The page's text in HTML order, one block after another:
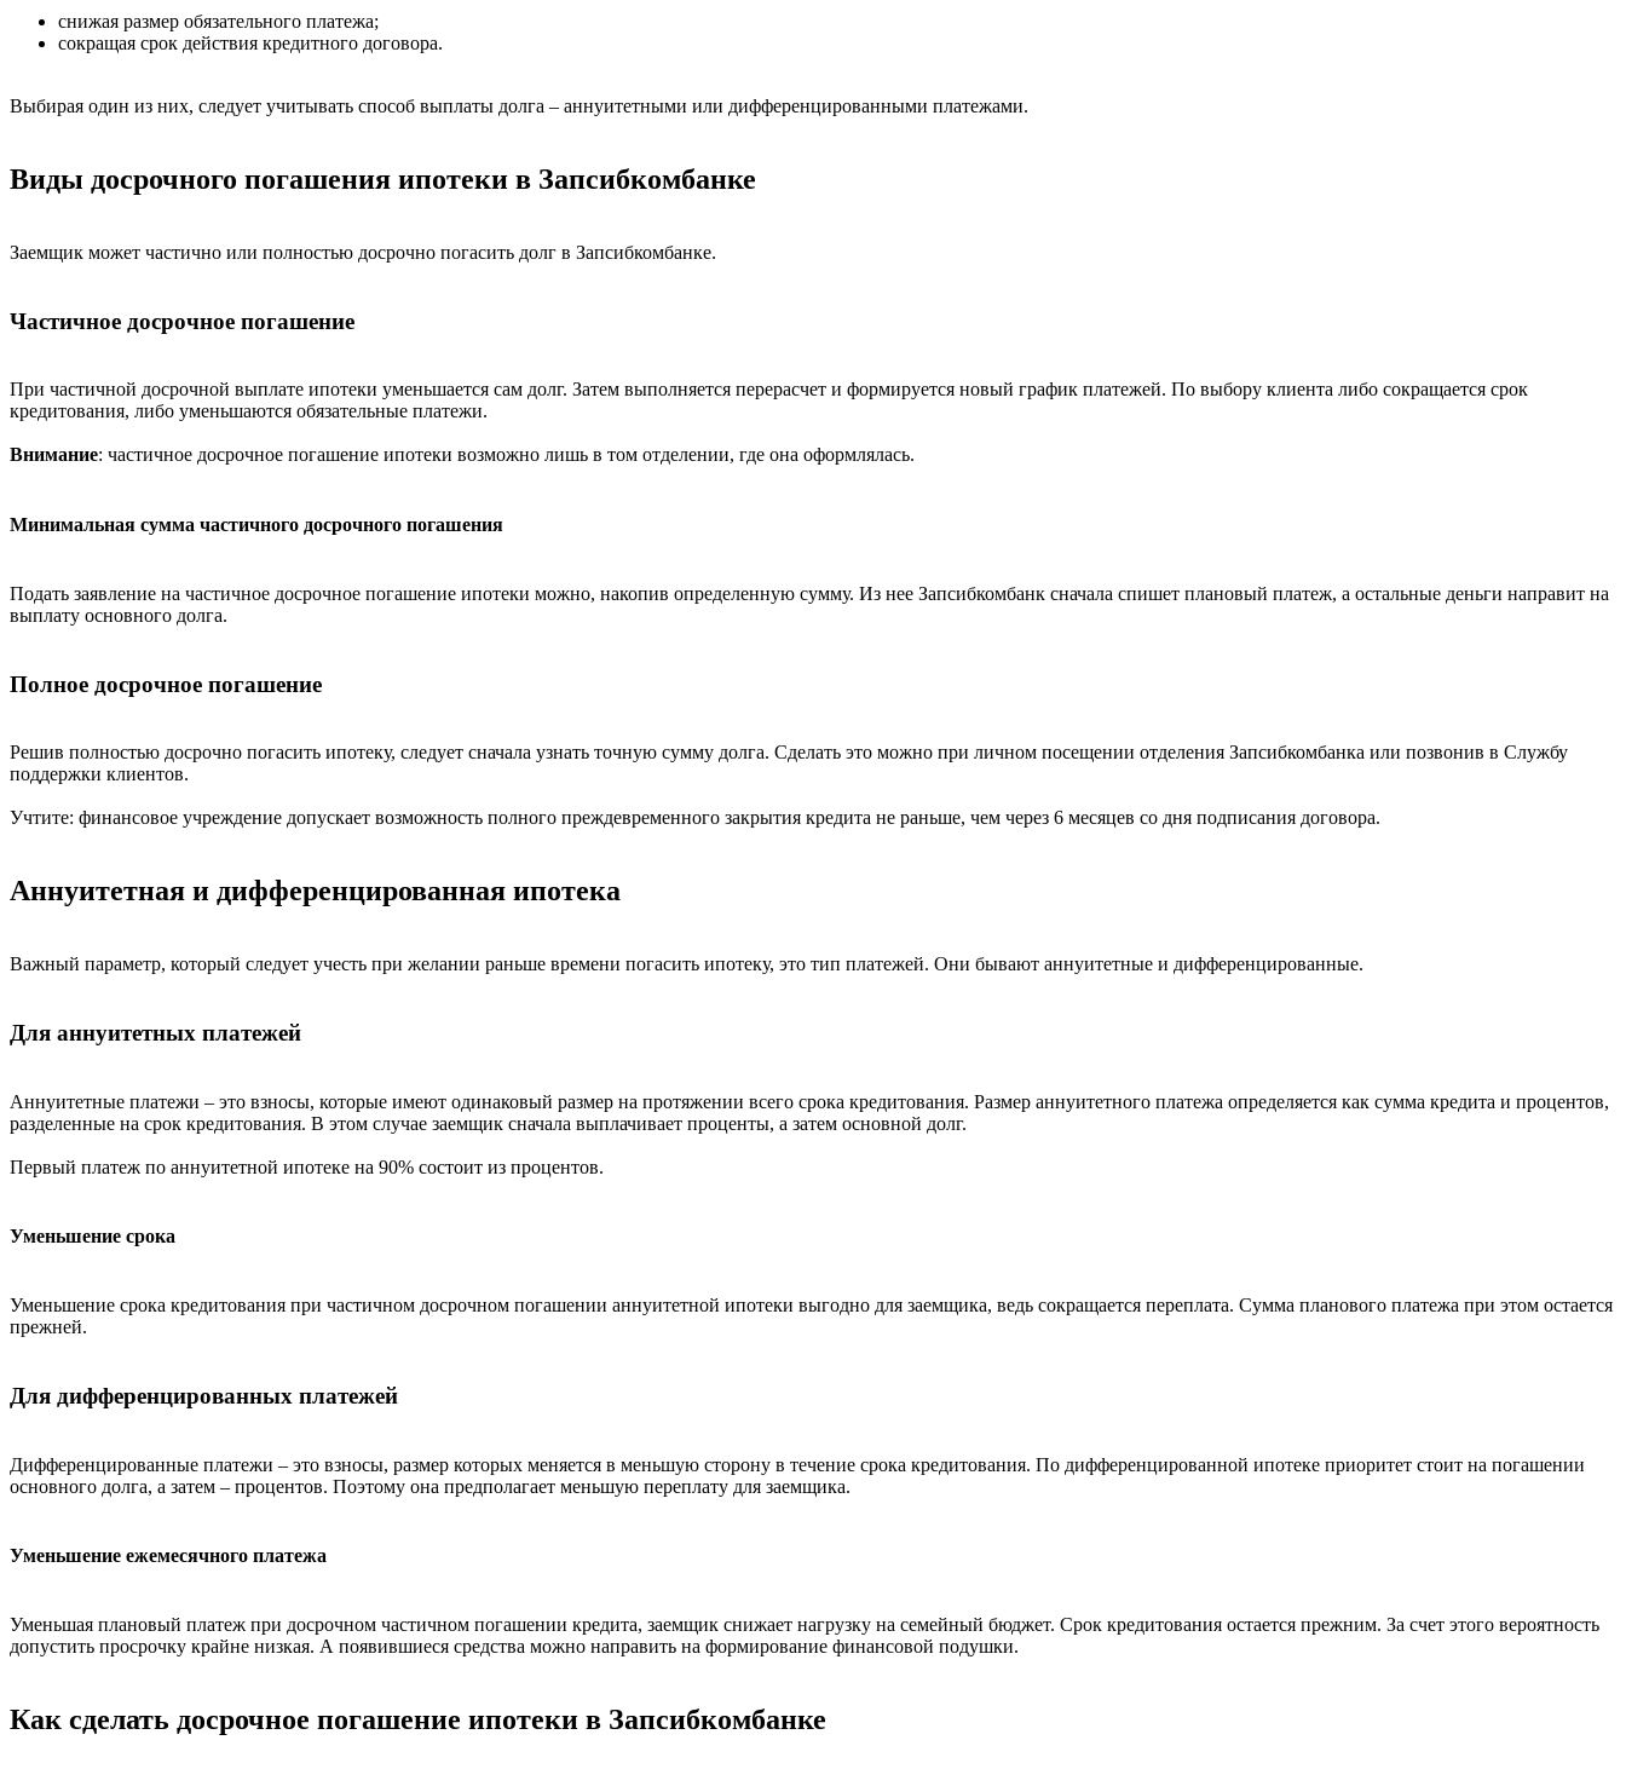
снижая размер обязательного платежа;
сокращая срок действия кредитного договора.
Выбирая один из них, следует учитывать способ выплаты долга – аннуитетными или дифференцированными платежами.
Виды досрочного погашения ипотеки в Запсибкомбанке
Заемщик может частично или полностью досрочно погасить долг в Запсибкомбанке.
Частичное досрочное погашение
При частичной досрочной выплате ипотеки уменьшается сам долг. Затем выполняется перерасчет и формируется новый график платежей. По выбору клиента либо сокращается срок
кредитования, либо уменьшаются обязательные платежи.
Внимание: частичное досрочное погашение ипотеки возможно лишь в том отделении, где она оформлялась.
Минимальная сумма частичного досрочного погашения
Подать заявление на частичное досрочное погашение ипотеки можно, накопив определенную сумму. Из нее Запсибкомбанк сначала спишет плановый платеж, а остальные деньги направит на
выплату основного долга.
Полное досрочное погашение
Решив полностью досрочно погасить ипотеку, следует сначала узнать точную сумму долга. Сделать это можно при личном посещении отделения Запсибкомбанка или позвонив в Службу
поддержки клиентов.
Учтите: финансовое учреждение допускает возможность полного преждевременного закрытия кредита не раньше, чем через 6 месяцев со дня подписания договора.
Аннуитетная и дифференцированная ипотека
Важный параметр, который следует учесть при желании раньше времени погасить ипотеку, это тип платежей. Они бывают аннуитетные и дифференцированные.
Для аннуитетных платежей
Аннуитетные платежи – это взносы, которые имеют одинаковый размер на протяжении всего срока кредитования. Размер аннуитетного платежа определяется как сумма кредита и процентов,
разделенные на срок кредитования. В этом случае заемщик сначала выплачивает проценты, а затем основной долг.
Первый платеж по аннуитетной ипотеке на 90% состоит из процентов.
Уменьшение срока
Уменьшение срока кредитования при частичном досрочном погашении аннуитетной ипотеки выгодно для заемщика, ведь сокращается переплата. Сумма планового платежа при этом остается
прежней.
Для дифференцированных платежей
Дифференцированные платежи – это взносы, размер которых меняется в меньшую сторону в течение срока кредитования. По дифференцированной ипотеке приоритет стоит на погашении
основного долга, а затем – процентов. Поэтому она предполагает меньшую переплату для заемщика.
Уменьшение ежемесячного платежа
Уменьшая плановый платеж при досрочном частичном погашении кредита, заемщик снижает нагрузку на семейный бюджет. Срок кредитования остается прежним. За счет этого вероятность
допустить просрочку крайне низкая. А появившиеся средства можно направить на формирование финансовой подушки.
Как сделать досрочное погашение ипотеки в Запсибкомбанке